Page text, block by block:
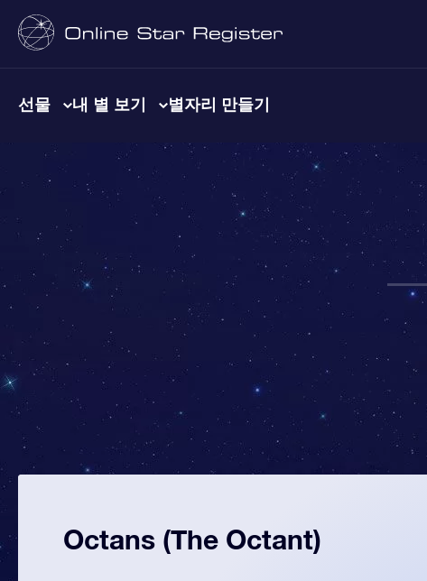
선물 내 별 보기 별자리 만들기
Octans (The Octant)